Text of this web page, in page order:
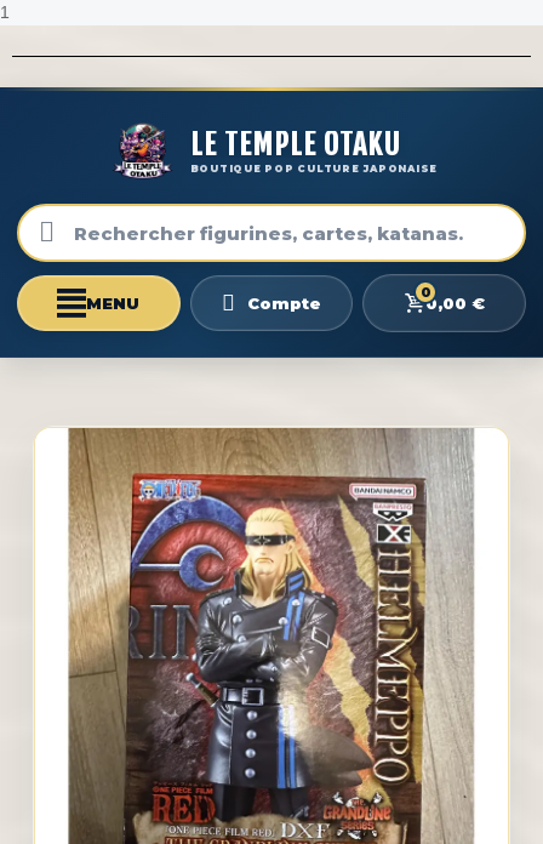
1
LE TEMPLE OTAKU
BOUTIQUE POP CULTURE JAPONAISE
Compte
0
0,00 €